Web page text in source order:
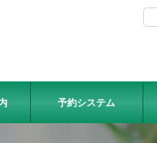
予約システム